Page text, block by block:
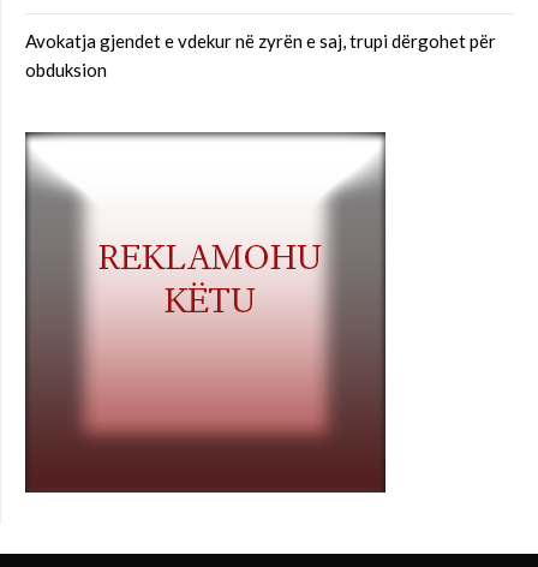
Avokatja gjendet e vdekur në zyrën e saj, trupi dërgohet për
obduksion